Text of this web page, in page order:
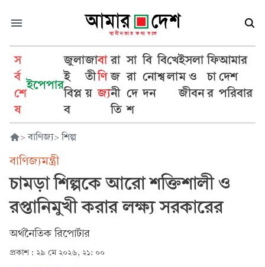
স
র্ব
শে
ষ
ইপেপার
জুলা
ই
বিপ্ল
ব
জা
তী
য়
বা
ণি
জ্য
রা
জ
নী
তি
সা
রা
দে
শ
বি
নো
দন
বি
শ্ব
খে
লা
ইসলা
ম ও
জীবন
ফি
চা
র
আমার
দেশ
পরিবার
> বাণিজ্য> শিল্প
বাণিজ্যমন্ত্রী
চামড়া শিল্পকে আরো শক্তিশালী ও
রপ্তানিমুখী করার লক্ষ্য সরকারের
অর্থনৈতিক রিপোর্টার
প্রকাশ : ২৯ মে ২০২৬, ২১: ০০